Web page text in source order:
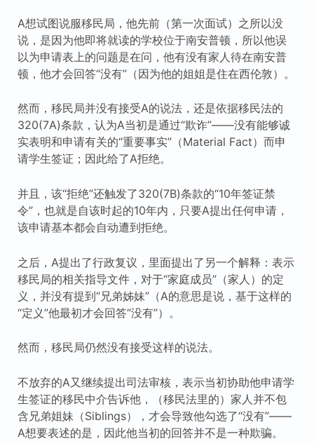
A想试图说服移民局，他先前（第一次面试）之所以没
说，是因为他即将就读的学校位于南安普顿，所以他误
以为申请表上的问题是在问，他有没有家人待在南安普
顿，他才会回答“没有”（因为他的姐姐是住在西伦敦）。
然而，移民局并没有接受A的说法，还是依据移民法的
320(7A)条款，认为A当初是通过“欺诈”——没有能够诚
实表明和申请有关的“重要事实”（Material Fact）而申
请学生签证；因此给了A拒绝。
并且，该“拒绝”还触发了320(7B)条款的“10年签证禁
令”，也就是自该时起的10年内，只要A提出任何申请，
该申请基本都会自动遭到拒绝。
之后，A提出了行政复议，里面提出了另一个解释：表示
移民局的相关指导文件，对于“家庭成员”（家人）的定
义，并没有提到“兄弟姊妹”（A的意思是说，基于这样的
“定义”他最初才会回答“没有”）。
然而，移民局仍然没有接受这样的说法。
不放弃的A又继续提出司法审核，表示当初协助他申请学
生签证的移民中介告诉他，（移民法里的）家人并不包
含兄弟姐妹（Siblings），才会导致他勾选了“没有”——
A想要表述的是，因此他当初的回答并不是一种欺骗。